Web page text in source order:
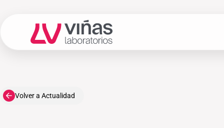
Laboratorios Viñas
Volver a Actualidad